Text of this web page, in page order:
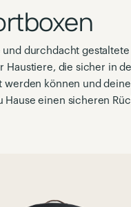
durchdacht gestaltete
Haustiere, die sicher in
werden können und
Hause einen sicheren